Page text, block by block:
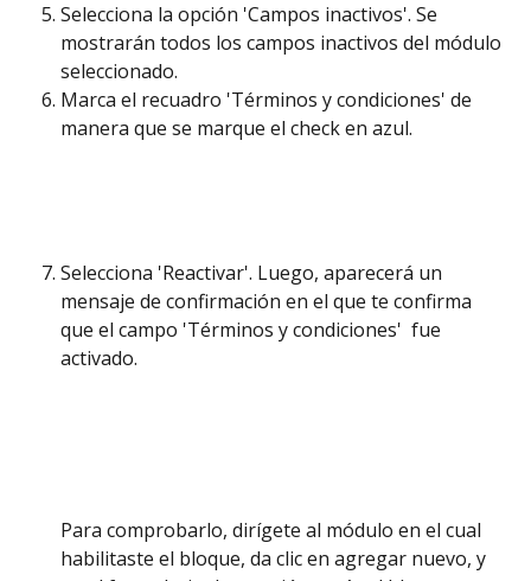
Selecciona la opción 'Campos inactivos'. Se
mostrarán todos los campos inactivos del módulo
seleccionado.
Marca el recuadro 'Términos y condiciones' de
manera que se marque el check en azul.
Selecciona 'Reactivar'. Luego, aparecerá un
mensaje de confirmación en el que te confirma
que el campo 'Términos y condiciones'  fue
activado.
Para comprobarlo, dirígete al módulo en el cual
habilitaste el bloque, da clic en agregar nuevo, y